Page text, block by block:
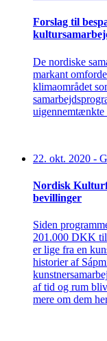
Forslag til
De nordiske
markant
klimaområdet
22. okt. 2020 -
Nordisk
bevillinger
Siden
201.000 DKK til
er lige fra en
historier af
af tid og rum
mere om dem